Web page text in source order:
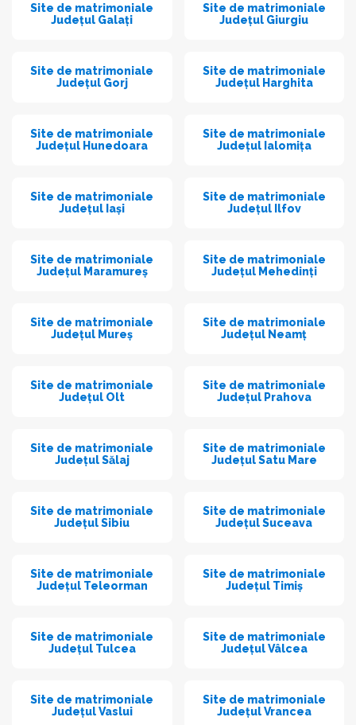
Site de matrimoniale
Județul Galați
Site de matrimoniale
Județul Giurgiu
Site de matrimoniale
Județul Gorj
Site de matrimoniale
Județul Harghita
Site de matrimoniale
Județul Hunedoara
Site de matrimoniale
Județul Ialomița
Site de matrimoniale
Județul Iași
Site de matrimoniale
Județul Ilfov
Site de matrimoniale
Județul Maramureș
Site de matrimoniale
Județul Mehedinți
Site de matrimoniale
Județul Mureș
Site de matrimoniale
Județul Neamț
Site de matrimoniale
Județul Olt
Site de matrimoniale
Județul Prahova
Site de matrimoniale
Județul Sălaj
Site de matrimoniale
Județul Satu Mare
Site de matrimoniale
Județul Sibiu
Site de matrimoniale
Județul Suceava
Site de matrimoniale
Județul Teleorman
Site de matrimoniale
Județul Timiș
Site de matrimoniale
Județul Tulcea
Site de matrimoniale
Județul Vâlcea
Site de matrimoniale
Județul Vaslui
Site de matrimoniale
Județul Vrancea